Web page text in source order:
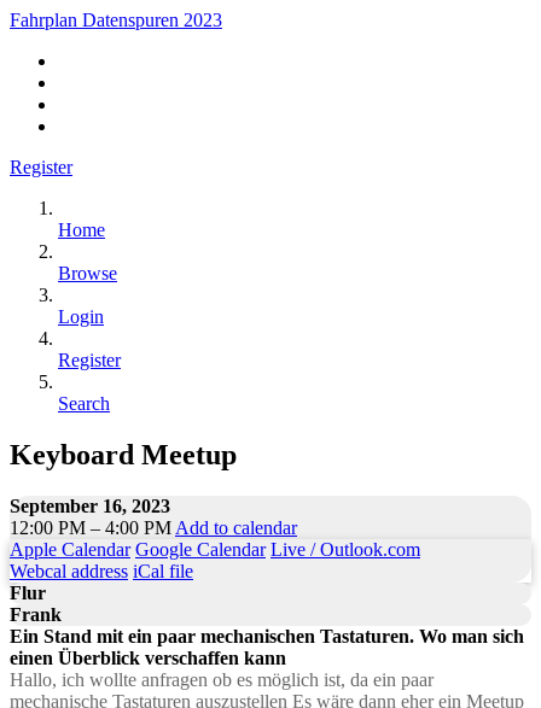
Fahrplan Datenspuren 2023
Register
Home
Browse
Login
Register
Search
Keyboard Meetup
September 16, 2023
12:00 PM – 4:00 PM Add to calendar
Apple Calendar Google Calendar Live / Outlook.com
Webcal address iCal file
Flur
Frank
Ein Stand mit ein paar mechanischen Tastaturen. Wo man sich
einen Überblick verschaffen kann
Hallo, ich wollte anfragen ob es möglich ist, da ein paar
mechanische Tastaturen auszustellen Es wäre dann eher ein Meetup